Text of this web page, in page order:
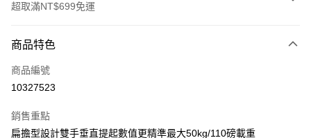
超取滿NT$699免運
信用卡一次付款
超商取貨付款
街口支付
商品特色
商品編號
10327523
銷售重點
扁擔型設計雙手垂直提起數值更精準最大50kg/110磅載重